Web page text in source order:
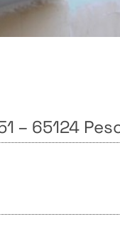
– 65124